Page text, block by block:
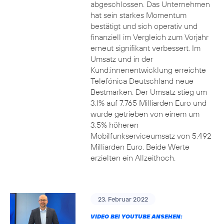
abgeschlossen. Das Unternehmen
hat sein starkes Momentum
bestätigt und sich operativ und
finanziell im Vergleich zum Vorjahr
erneut signifikant verbessert. Im
Umsatz und in der
Kund:innenentwicklung erreichte
Telefónica Deutschland neue
Bestmarken. Der Umsatz stieg um
3,1% auf 7,765 Milliarden Euro und
wurde getrieben von einem um
3,5% höheren
Mobilfunkserviceumsatz von 5,492
Milliarden Euro. Beide Werte
erzielten ein Allzeithoch.
23. Februar 2022
VIDEO BEI YOUTUBE ANSEHEN: